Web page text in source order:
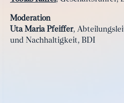
Moderation
Uta Maria Pfeiffer,
und Nachhaltigkeit, BDI